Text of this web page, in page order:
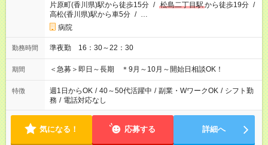
片原町(香川県)駅から徒歩15分 / 松島二丁目駅から徒歩19分 /
高松(香川県)駅から車5分 / …
病院
勤務時間 準夜勤 16：30～22：30
期間 ＜急募＞即日～長期 ＊9月～10月～開始日相談OK！
特徴 週1日からOK / 40～50代活躍中 / 副業・WワークOK / シフト勤
務 / 電話対応なし
気になる！ 応募する 詳細へ